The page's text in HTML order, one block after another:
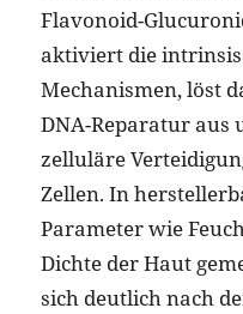
Flavonoid-
aktiviert die
Mechanismen, löst
DNA-Reparatur aus
zelluläre
Zellen. In
Parameter wie
Dichte der Haut
sich deutlich nach